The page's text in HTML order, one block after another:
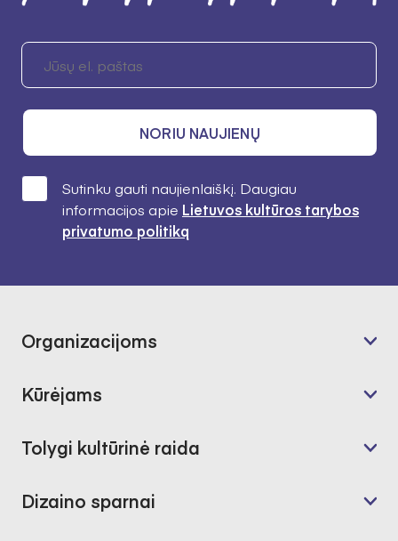
NORIU NAUJIENŲ
Sutinku gauti naujienlaiškį. Daugiau
informacijos apie Lietuvos kultūros tarybos
privatumo politiką
Organizacijoms
Kūrėjams
Tolygi kultūrinė raida
Dizaino sparnai